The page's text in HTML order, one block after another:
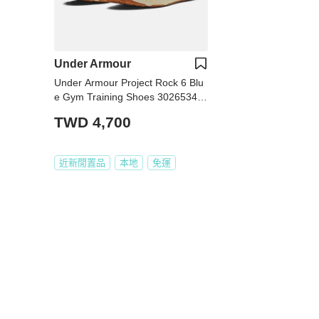
Under Armour
Under Armour Project Rock 6 Blu
e Gym Training Shoes 3026534-4
TWD 4,700
近新閒置品 本地 免運